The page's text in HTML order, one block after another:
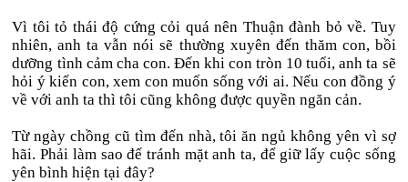
Vì tôi tỏ thái độ cứng cỏi quá nên Thuận đành bỏ về. Tuy
nhiên, anh ta vẫn nói sẽ thường xuyên đến thăm con, bồi
dưỡng tình cảm cha con. Đến khi con tròn 10 tuổi, anh ta sẽ
hỏi ý kiến con, xem con muốn sống với ai. Nếu con đồng ý
về với anh ta thì tôi cũng không được quyền ngăn cản.
Từ ngày chồng cũ tìm đến nhà, tôi ăn ngủ không yên vì sợ
hãi. Phải làm sao để tránh mặt anh ta, để giữ lấy cuộc sống
yên bình hiện tại đây?